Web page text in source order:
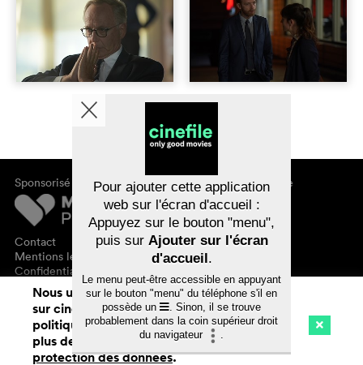
Cinéma Streaming Watchlist (
Sponsorisé par
Contact
Mentions légales
Confidentialité des données
À propos de cinefile
S'inscrire/s'abonner
Newsletter
FAQ
Bons-cadeaux
Nous utilisons des cookies. En naviguant
sur cinefile.ch, vous acceptez notre
politique d'utilisation des cookies. Pour
plus de détails, voir notredéclaration de
protection des données.
Pour ajouter cette application
web sur l'écran d'accueil :
Appuyez sur le bouton "menu",
puis sur Ajouter sur l'écran
d'accueil.
Le menu peut-être accessible en appuyant
sur le bouton "menu" du téléphone s'il en
possède un
. Sinon, il se trouve
probablement dans la coin supérieur droit
du navigateur
.